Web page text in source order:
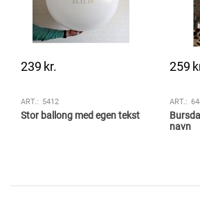
239 kr.
ART.: 5412
Stor ballong med egen tekst
259
ART.:
navn